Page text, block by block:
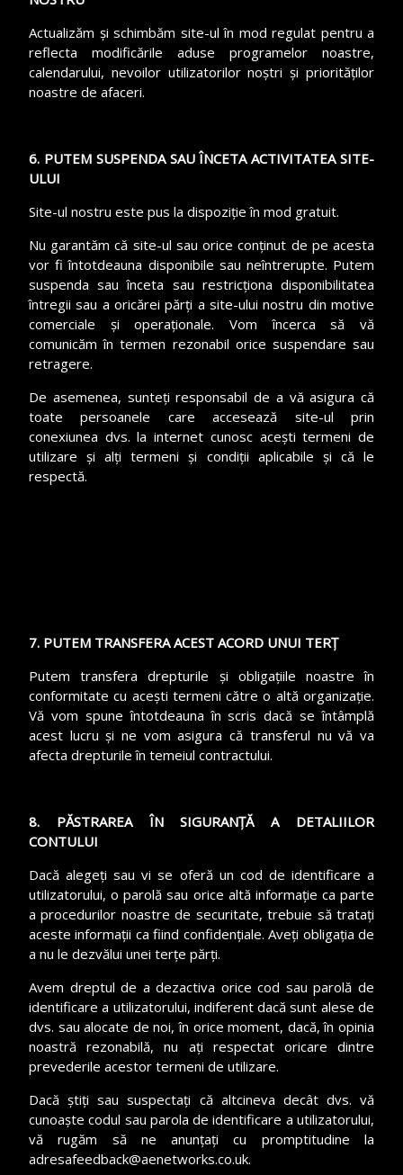
Actualizăm și schimbăm site-ul în mod regulat pentru a
reflecta modificările aduse programelor noastre,
calendarului, nevoilor utilizatorilor noștri și priorităților
noastre de afaceri.
6. PUTEM SUSPENDA SAU ÎNCETA ACTIVITATEA SITE-
ULUI
Site-ul nostru este pus la dispoziție în mod gratuit.
Nu garantăm că site-ul sau orice conținut de pe acesta
vor fi întotdeauna disponibile sau neîntrerupte. Putem
suspenda sau înceta sau restricționa disponibilitatea
întregii sau a oricărei părți a site-ului nostru din motive
comerciale și operaționale. Vom încerca să vă
comunicăm în termen rezonabil orice suspendare sau
retragere.
De asemenea, sunteți responsabil de a vă asigura că
toate persoanele care accesează site-ul prin
conexiunea dvs. la internet cunosc acești termeni de
utilizare și alți termeni și condiții aplicabile și că le
respectă.
7. PUTEM TRANSFERA ACEST ACORD UNUI TERȚ
Putem transfera drepturile și obligațiile noastre în
conformitate cu acești termeni către o altă organizație.
Vă vom spune întotdeauna în scris dacă se întâmplă
acest lucru și ne vom asigura că transferul nu vă va
afecta drepturile în temeiul contractului.
8. PĂSTRAREA ÎN SIGURANȚĂ A DETALIILOR
CONTULUI
Dacă alegeți sau vi se oferă un cod de identificare a
utilizatorului, o parolă sau orice altă informație ca parte
a procedurilor noastre de securitate, trebuie să tratați
aceste informații ca fiind confidențiale. Aveți obligația de
a nu le dezvălui unei terțe părți.
Avem dreptul de a dezactiva orice cod sau parolă de
identificare a utilizatorului, indiferent dacă sunt alese de
dvs. sau alocate de noi, în orice moment, dacă, în opinia
noastră rezonabilă, nu ați respectat oricare dintre
prevederile acestor termeni de utilizare.
Dacă știți sau suspectați că altcineva decât dvs. vă
cunoaște codul sau parola de identificare a utilizatorului,
vă rugăm să ne anunțați cu promptitudine la
adresafeedback@aenetworks.co.uk.